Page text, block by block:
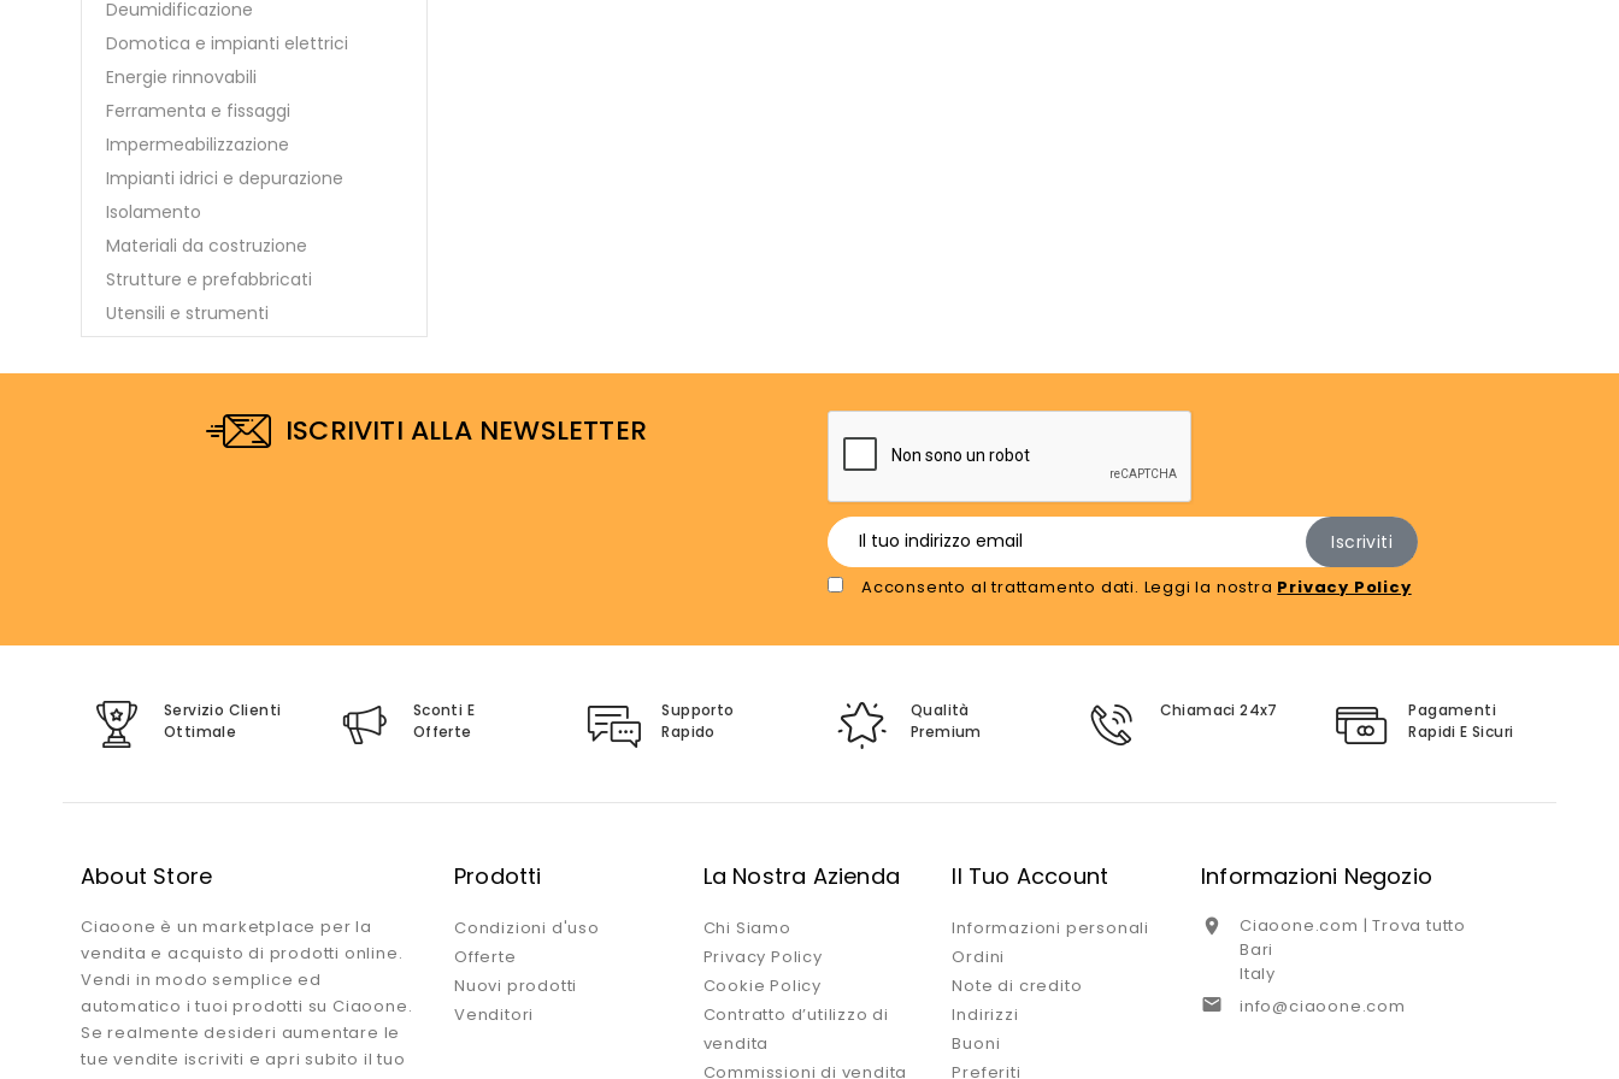
Deumidificazione
Domotica e impianti elettrici
Energie rinnovabili
Ferramenta e fissaggi
Impermeabilizzazione
Impianti idrici e depurazione
Isolamento
Materiali da costruzione
Strutture e prefabbricati
Utensili e strumenti
ISCRIVITI ALLA NEWSLETTER
Acconsento al trattamento dati. Leggi la nostra Privacy Policy
Servizio Clienti
Ottimale
Sconti E
Offerte
Supporto
Rapido
Qualità
Premium
Chiamaci 24x7
Pagamenti
Rapidi E Sicuri
About Store
Ciaoone è un marketplace per la
vendita e acquisto di prodotti online.
Vendi in modo semplice ed
automatico i tuoi prodotti su Ciaoone.
Se realmente desideri aumentare le
tue vendite iscriviti e apri subito il tuo
Prodotti
Condizioni d'uso
Offerte
Nuovi prodotti
Venditori
La Nostra Azienda
Chi Siamo
Privacy Policy
Cookie Policy
Contratto d’utilizzo di
vendita
Commissioni di vendita
Il Tuo Account
Informazioni personali
Ordini
Note di credito
Indirizzi
Buoni
Preferiti
Informazioni Negozio

Ciaoone.com | Trova tutto
Bari
Italy
 info@ciaoone.com